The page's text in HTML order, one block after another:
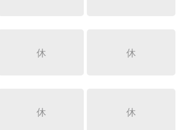
休 休
休 休